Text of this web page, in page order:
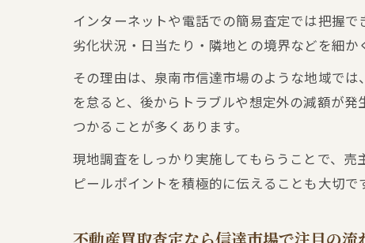
インターネットや電話での簡易査定では把握
劣化状況・日当たり・隣地との境界などを細か
その理由は、泉南市信達市場のような地域で
を怠ると、後からトラブルや想定外の減額が
つかることが多くあります。
現地調査をしっかり実施してもらうことで、
ピールポイントを積極的に伝えることも大切で